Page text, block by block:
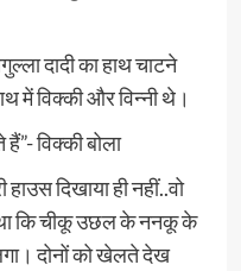
दादी का हाथ चाटने
में विक्की और विन्नी थे।
विक्की बोला
दिखाया ही नहीं..वो
था कि चीकू उछल के ननकू के
दोनों को खेलते देख